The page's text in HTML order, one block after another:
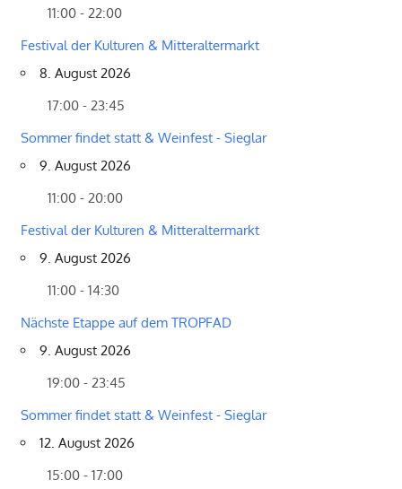
11:00 - 22:00
Festival der Kulturen & Mitteraltermarkt
8. August 2026
17:00 - 23:45
Sommer findet statt & Weinfest - Sieglar
9. August 2026
11:00 - 20:00
Festival der Kulturen & Mitteraltermarkt
9. August 2026
11:00 - 14:30
Nächste Etappe auf dem TROPFAD
9. August 2026
19:00 - 23:45
Sommer findet statt & Weinfest - Sieglar
12. August 2026
15:00 - 17:00